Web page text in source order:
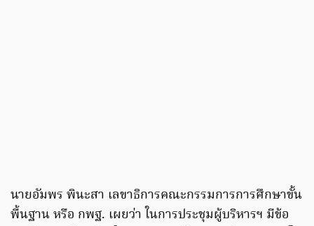
นายอัมพร พินะสา เลขาธิการคณะกรรมการการศึกษาขั้น
พื้นฐาน หรือ กพฐ. เผยว่า ในการประชุมผู้บริหารฯ มีข้อ